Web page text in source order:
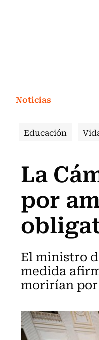
Noticias
Educación
La
por
El ministro
medida
morirían por